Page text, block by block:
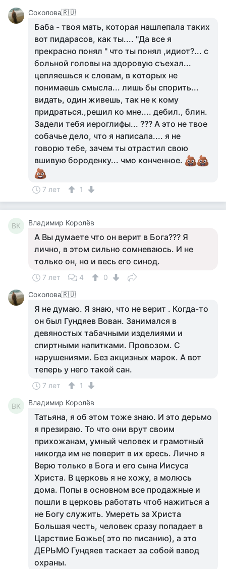
Соколова🇷🇺
Баба - твоя мать, которая нашлепала таких
вот пидарасов, как ты.... "Да все я
прекрасно понял " что ты понял ,идиот?... с
больной головы на здоровую съехал...
цепляешься к словам, в которых не
понимаешь смысла... лишь бы спорить...
видать, один живешь, так не к кому
придраться.,решил ко мне.... дебил., блин.
Задели тебя иероглифы... ??? А это не твое
собачье дело, что я написала.... я не
говорю тебе, зачем ты отрастил свою
вшивую бороденку... чмо конченное.
7 лет 1
ВК Владимир Королёв
А Вы думаете что он верит в Бога??? Я
лично, в этом сильно сомневаюсь. И не
только он, но и весь его синод.
7 лет 4
0
Соколова🇷🇺
Я не думаю. Я знаю, что не верит . Когда-то
он был Гундяев Вован. Занимался в
девяностых табачными изделиями и
спиртными напитками. Провозом. С
нарушениями. Без акцизных марок. А вот
теперь у него такой сан.
7 лет 1
ВК Владимир Королёв
Татьяна, я об этом тоже знаю. И это дерьмо
я презираю. То что они врут своим
прихожанам, умный человек и грамотный
никогда им не поверит в их ересь. Лично я
Верю только в Бога и его сына Иисуса
Христа. В церковь я не хожу, а молюсь
дома. Попы в основном все продажные и
пошли в церковь работать чтоб нажиться а
не Богу служить. Умереть за Христа
Большая честь, человек сразу попадает в
Царствие Божье( это по писанию), а это
ДЕРЬМО Гундяев таскает за собой взвод
охраны.